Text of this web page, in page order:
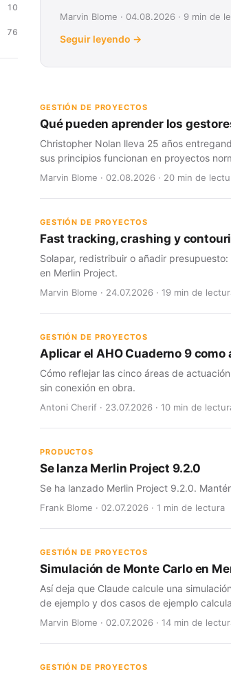
10
76
Marvin Blome · 04.08.2026 · 9 min de
Seguir leyendo →
GESTIÓN DE PROYECTOS
Qué pueden aprender los
Christopher Nolan lleva 25 años
sus principios funcionan en proyectos
Marvin Blome · 02.08.2026 · 20 min de
GESTIÓN DE PROYECTOS
Fast tracking, crashing y
Solapar, redistribuir o añadir
en Merlin Project.
Marvin Blome · 24.07.2026 · 19 min de
GESTIÓN DE PROYECTOS
Aplicar el AHO Cuaderno 9
Cómo reflejar las cinco áreas de
sin conexión en obra.
Antoni Cherif · 23.07.2026 · 10 min de
PRODUCTOS
Se lanza Merlin Project 9.2.0
Se ha lanzado Merlin Project 9.2.0.
Frank Blome · 02.07.2026 · 1 min de lectura
GESTIÓN DE PROYECTOS
Simulación de Monte Carlo en
Así deja que Claude calcule una
de ejemplo y dos casos de ejemplo
Marvin Blome · 02.07.2026 · 14 min de
GESTIÓN DE PROYECTOS